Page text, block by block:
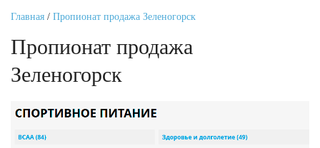
Главная / Пропионат продажа Зеленогорск
Пропионат продажа
Зеленогорск